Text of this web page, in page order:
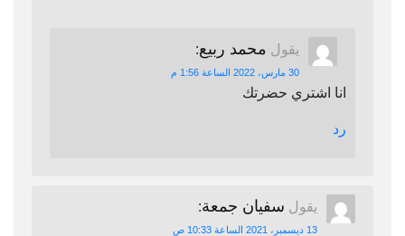
يقول محمد ربيع:
30 مارس، 2022 الساعة 1:56 م
انا اشتري حضرتك
رد
يقول سفيان جمعة:
13 ديسمبر، 2021 الساعة 10:33 ص